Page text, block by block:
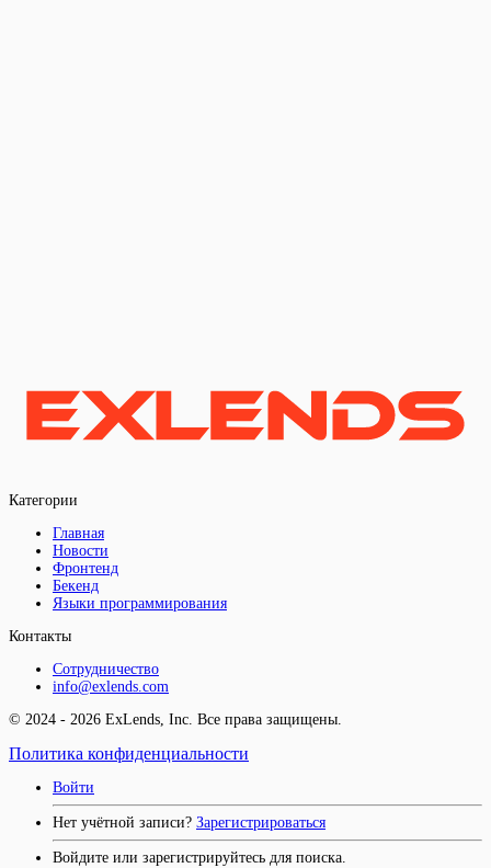
Категории
Главная
Новости
Фронтенд
Бекенд
Языки программирования
Контакты
Сотрудничество
info@exlends.com
© 2024 - 2026 ExLends, Inc. Все права защищены.
Политика конфиденциальности
Войти
Нет учётной записи? Зарегистрироваться
Войдите или зарегистрируйтесь для поиска.